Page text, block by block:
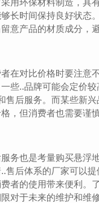
用环保材料制造，具
长时间保持良好状态
意产品的材质成分，
在对比价格时要注意
些..品牌可能会定价
售后服务。而某些新兴
，但消费者也需要谨
务也是考量购买悬浮
售后体系的厂家可以
者的使用带来便利。
对于未来的维护和维